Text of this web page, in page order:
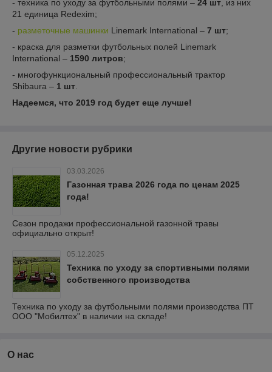
- техника по уходу за футбольными полями – 24 шт , из них
21 единица Redexim;
- разметочные машинки Linemark International – 7 шт;
- краска для разметки футбольных полей Linemark
International – 1590 литров;
- многофункциональный профессиональный трактор
Shibaura – 1 шт
Надеемся, что 2019 год будет еще лучше!
Другие новости рубрики
03.03.2026
Газонная трава 2026 года по ценам 2025
года!
Сезон продажи профессиональной газонной травы
официально открыт!
05.12.2025
Техника по уходу за спортивными полями
собственного производства
Техника по уходу за футбольными полями производства ПТ
ООО "Мобилтех" в наличии на складе!
О нас